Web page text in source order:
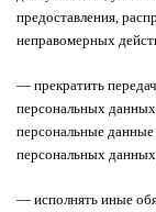
предоставления,
неправомерных
— прекратить
персональных
персональные
персональных
— исполнять иные